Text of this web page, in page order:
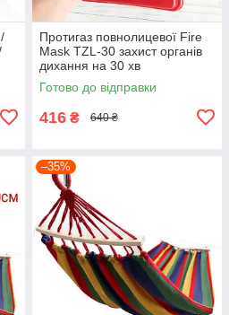
Протигаз повнолицевої Fire
Mask TZL-30 захист органів
дихання на 30 хв
протипожежна маска
Готово до відправки
416 ₴ 640 ₴
–35%